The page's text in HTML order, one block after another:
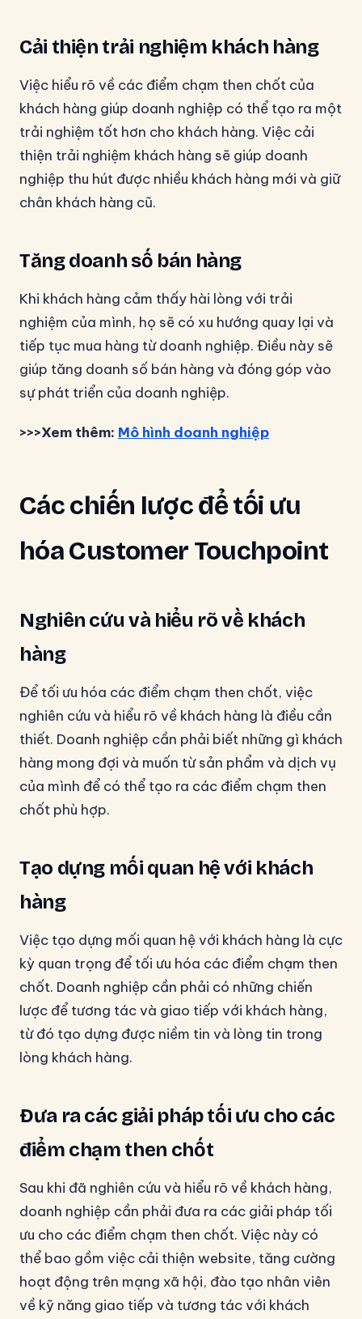
Cải thiện trải nghiệm khách hàng
Việc hiểu rõ về các điểm chạm then chốt của
khách hàng giúp doanh nghiệp có thể tạo ra một
trải nghiệm tốt hơn cho khách hàng. Việc cải
thiện trải nghiệm khách hàng sẽ giúp doanh
nghiệp thu hút được nhiều khách hàng mới và giữ
chân khách hàng cũ.
Tăng doanh số bán hàng
Khi khách hàng cảm thấy hài lòng với trải
nghiệm của mình, họ sẽ có xu hướng quay lại và
tiếp tục mua hàng từ doanh nghiệp. Điều này sẽ
giúp tăng doanh số bán hàng và đóng góp vào
sự phát triển của doanh nghiệp.
>>>Xem thêm: Mô hình doanh nghiệp
Các chiến lược để tối ưu
hóa Customer Touchpoint
Nghiên cứu và hiểu rõ về khách
hàng
Để tối ưu hóa các điểm chạm then chốt, việc
nghiên cứu và hiểu rõ về khách hàng là điều cần
thiết. Doanh nghiệp cần phải biết những gì khách
hàng mong đợi và muốn từ sản phẩm và dịch vụ
của mình để có thể tạo ra các điểm chạm then
chốt phù hợp.
Tạo dựng mối quan hệ với khách
hàng
Việc tạo dựng mối quan hệ với khách hàng là cực
kỳ quan trọng để tối ưu hóa các điểm chạm then
chốt. Doanh nghiệp cần phải có những chiến
lược để tương tác và giao tiếp với khách hàng,
từ đó tạo dựng được niềm tin và lòng tin trong
lòng khách hàng.
Đưa ra các giải pháp tối ưu cho các
điểm chạm then chốt
Sau khi đã nghiên cứu và hiểu rõ về khách hàng,
doanh nghiệp cần phải đưa ra các giải pháp tối
ưu cho các điểm chạm then chốt. Việc này có
thể bao gồm việc cải thiện website, tăng cường
hoạt động trên mạng xã hội, đào tạo nhân viên
về kỹ năng giao tiếp và tương tác với khách